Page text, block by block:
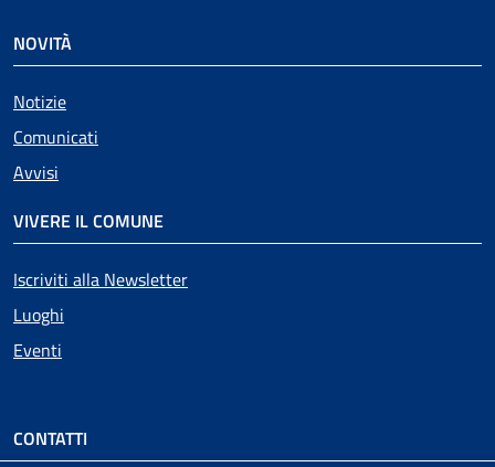
NOVITÀ
Notizie
Comunicati
Avvisi
VIVERE IL COMUNE
Iscriviti alla Newsletter
Luoghi
Eventi
CONTATTI